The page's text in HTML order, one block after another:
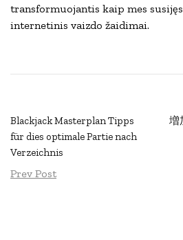
transformuojantis kaip mes
internetinis vaizdo žaidimai.
Blackjack Masterplan Tipps
für dies optimale Partie nach
Verzeichnis
Prev Post
増